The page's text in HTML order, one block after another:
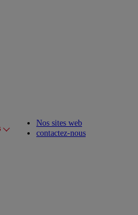
Toggle submenu
Nos sites web
contactez-nous